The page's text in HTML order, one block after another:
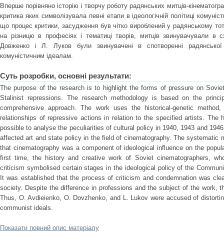
Вперше порівняно історію і творчу роботу радянських митців-
критика яких символізувала певні етапи в ідеологічній політиці
що процес критики, засудження був чітко вироблений у радянському
на різницю в професіях і тематиці творів, митців звинувачували
Довженко і Л. Луков були звинувачені в спотворенні радянської
комуністичним ідеалам.
Суть розробки, основні результати:
The purpose of the research is to highlight the forms of pressure on
Stalinist repressions. The research methodology is based on the
comprehensive approach. The work uses the historical-genetic
relationships of repressive actions in relation to the specified artists. The
possible to analyse the peculiarities of cultural policy in 1940, 1943 and
affected art and state policy in the field of cinematography. The systematic
that cinematography was a component of ideological influence on the
first time, the history and creative work of Soviet cinematographers,
criticism symbolised certain stages in the ideological policy of the
It was established that the process of criticism and condemnation was
society. Despite the difference in professions and the subject of the work,
Thus, O. Avdieienko, O. Dovzhenko, and L. Lukov were accused of
communist ideals.
Показати повний опис матеріалу